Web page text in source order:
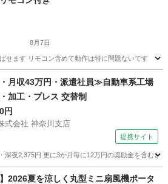
8月7日
せます リモコン含めて動作は特に問題ないです
季節、空調家電
月収43万円・派遣社員≫自動車系工場
加工・プレス 交替制
円
式会社 神奈川支店
提携サイト
深夜2,375円 更に3か月毎に12万円の奨励金を含む
】2026夏を涼しく丸型ミニ扇風機ポータ